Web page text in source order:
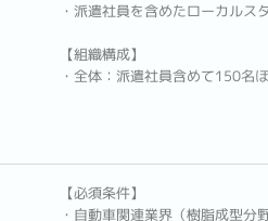
・派遣社員を含めたローカルス
【組織構成】
・全体：派遣社員含めて150名
【必須条件】
・自動車関連業界（樹脂成型分